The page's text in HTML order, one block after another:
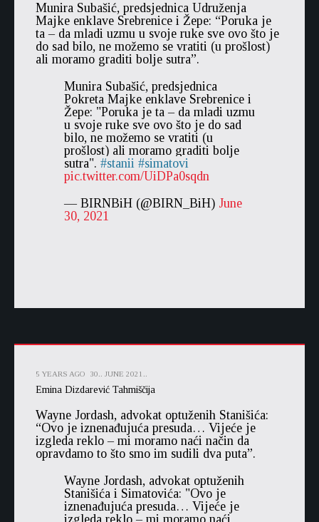
Munira Subašić, predsjednica Udruženja
Majke enklave Srebrenice i Žepe: “Poruka je
ta – da mladi uzmu u svoje ruke sve ovo što je
do sad bilo, ne možemo se vratiti (u prošlost)
ali moramo graditi bolje sutra”.
Munira Subašić, predsjednica
Pokreta Majke enklave Srebrenice i
Žepe: "Poruka je ta – da mladi uzmu
u svoje ruke sve ovo što je do sad
bilo, ne možemo se vratiti (u
prošlost) ali moramo graditi bolje
sutra".
stanii
simatovi
pic.twitter.com/UiDPa0sqdn
— BIRNBiH (@BIRN_BiH) June
30, 2021
5 YEARS AGO 30.. JUNE 2021..
Emina Dizdarević Tahmiščija
Wayne Jordash, advokat optuženih Stanišića:
“Ovo je iznenađujuća presuda… Vijeće je
izgleda reklo – mi moramo naći način da
opravdamo to što smo im sudili dva puta”.
Wayne Jordash, advokat optuženih
Stanišića i Simatovića: "Ovo je
iznenađujuća presuda… Vijeće je